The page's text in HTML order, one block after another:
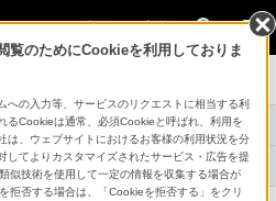
法人のお客様
関連資料 事例紹介
ソ
機器アップデートフ
ァームウェア
覧のためにCookieを利用しておりま
への入力等、サービスのリクエストに相当する利
るCookieは通常、必須Cookieと呼ばれ、利用を
は、ウェブサイトにおけるお客様の利用状況を分
してよりカスタマイズされたサービス・広告を提
似技術を使用して一定の情報を収集する場合が
拒否する場合は、「Cookieを拒否する」をクリ